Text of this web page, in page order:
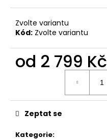
Zvolte variantu
Kód: Zvolte variantu
od 2 799 Kč
Kategorie:
Zeptat se
D
o
p
r
u
j
e
m
e